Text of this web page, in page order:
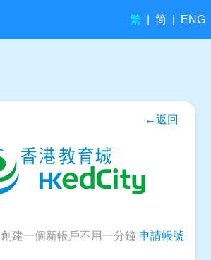
繁 简 ENG
←返回
建一個新帳戶不用一分鐘 申請帳號